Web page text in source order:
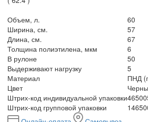
Объем, л.
60
Ширина, см.
57
Длина, см.
67
Толщина полиэтилена, мкм
6
В рулоне
50
Выдерживают нагрузку
5
Материал
ПНД
Цвет
Штрих-код индивидуальной упаковки
Штрих-код групповой упаковки